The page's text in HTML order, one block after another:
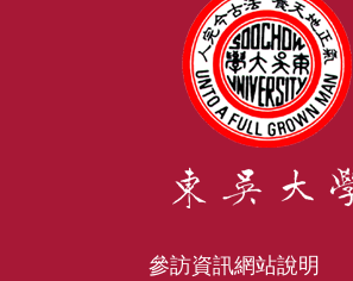
參訪資訊網站說明